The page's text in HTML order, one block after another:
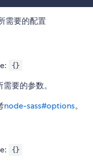
需要的配置
{}
需要的参数。
node-sass#options。
{}